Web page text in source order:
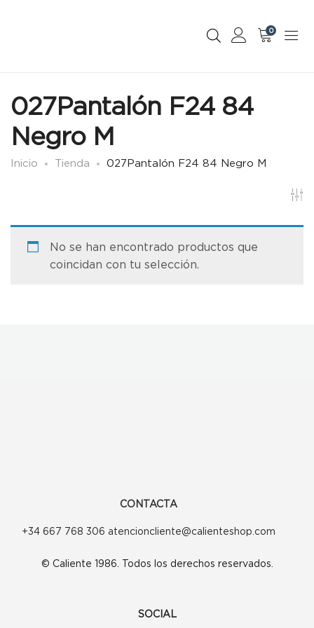
0
027Pantalón F24 84
Negro M
Inicio Tienda 027Pantalón F24 84 Negro M
No se han encontrado productos que
coincidan con tu selección.
CONTACTA
+34 667 768 306 atencioncliente@calienteshop.com
© Caliente 1986. Todos los derechos reservados.
SOCIAL